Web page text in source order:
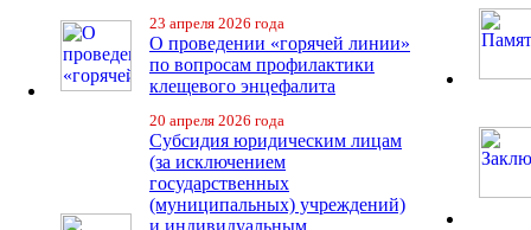
23 апреля 2026 года
О проведении «горячей линии»
по вопросам профилактики
клещевого энцефалита
20 апреля 2026 года
Субсидия юридическим лицам
(за исключением
государственных
(муниципальных) учреждений)
и индивидуальным